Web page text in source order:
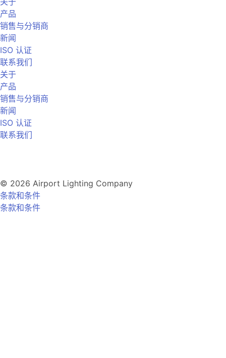
产品
销售与分销商
新闻
ISO 认证
联系我们
关于
产品
销售与分销商
新闻
ISO 认证
联系我们
© 2026 Airport Lighting Company
条款和条件
条款和条件